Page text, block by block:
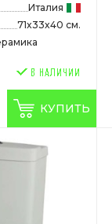
Италия
71x33x40 см.
КУПИТЬ